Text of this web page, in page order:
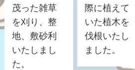
茂った雑草
を刈り、整
地、敷砂利
いたしまし
た。
際に植えて
いた植木を
伐根いたし
ました。